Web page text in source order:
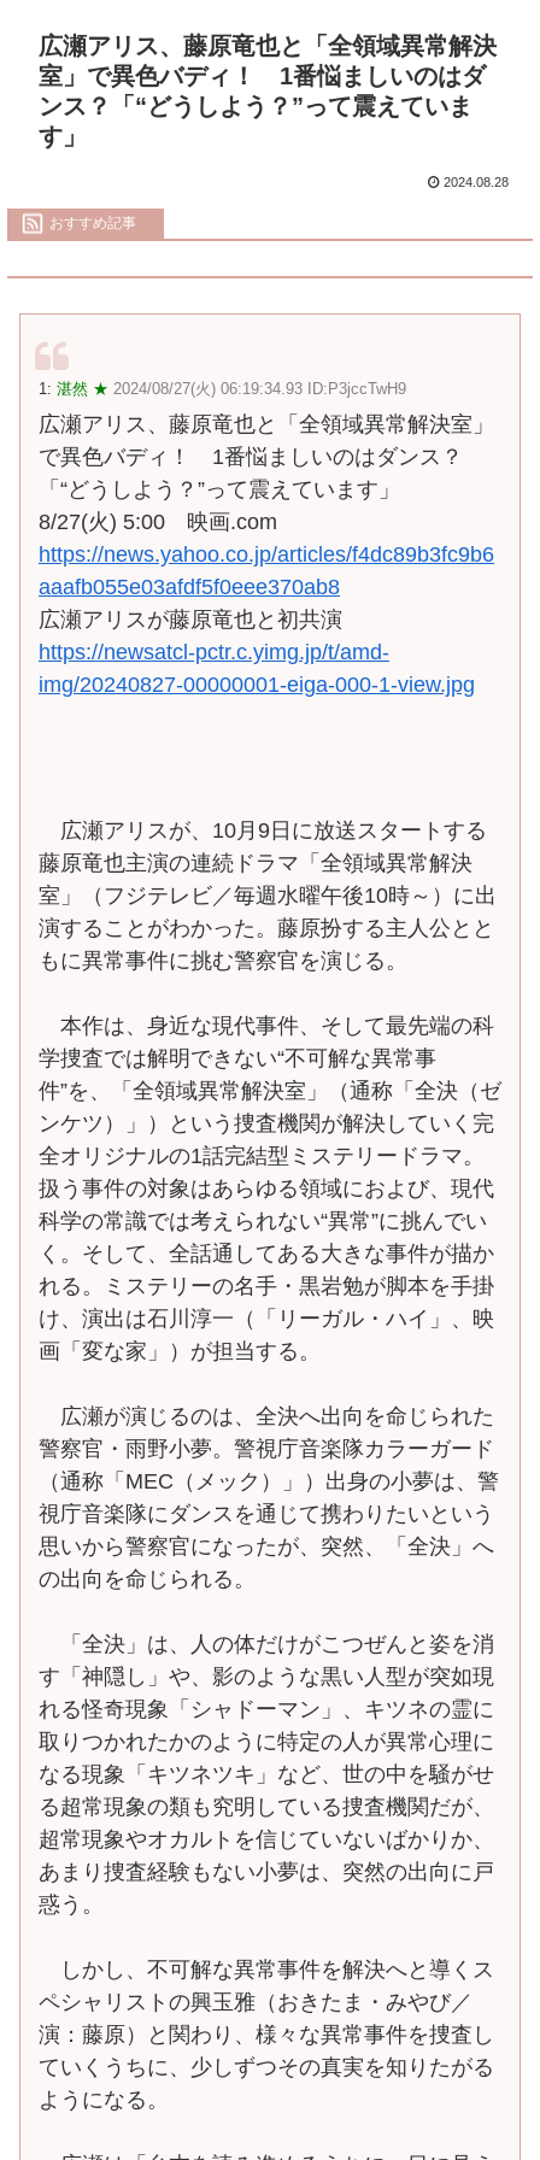
広瀬アリス、藤原竜也と「全領域異常解決
室」で異色バディ！ 1番悩ましいのはダ
ンス？「“どうしよう？”って震えていま
す」
2024.08.28
おすすめ記事
1: 湛然 ★ 2024/08/27(火) 06:19:34.93 ID:P3jccTwH9
広瀬アリス、藤原竜也と「全領域異常解決室」
で異色バディ！ 1番悩ましいのはダンス？
「“どうしよう？”って震えています」
8/27(火) 5:00 映画.com
https://news.yahoo.co.jp/articles/f4dc89b3fc9b6
aaafb055e03afdf5f0eee370ab8
広瀬アリスが藤原竜也と初共演
https://newsatcl-pctr.c.yimg.jp/t/amd-
img/20240827-00000001-eiga-000-1-view.jpg
広瀬アリスが、10月9日に放送スタートする
藤原竜也主演の連続ドラマ「全領域異常解決
室」（フジテレビ／毎週水曜午後10時～）に出
演することがわかった。藤原扮する主人公とと
もに異常事件に挑む警察官を演じる。
本作は、身近な現代事件、そして最先端の科
学捜査では解明できない“不可解な異常事
件”を、「全領域異常解決室」（通称「全決（ゼ
ンケツ）」）という捜査機関が解決していく完
全オリジナルの1話完結型ミステリードラマ。
扱う事件の対象はあらゆる領域におよび、現代
科学の常識では考えられない“異常”に挑んでい
く。そして、全話通してある大きな事件が描か
れる。ミステリーの名手・黒岩勉が脚本を手掛
け、演出は石川淳一（「リーガル・ハイ」、映
画「変な家」）が担当する。
広瀬が演じるのは、全決へ出向を命じられた
警察官・雨野小夢。警視庁音楽隊カラーガード
（通称「MEC（メック）」）出身の小夢は、警
視庁音楽隊にダンスを通じて携わりたいという
思いから警察官になったが、突然、「全決」へ
の出向を命じられる。
「全決」は、人の体だけがこつぜんと姿を消
す「神隠し」や、影のような黒い人型が突如現
れる怪奇現象「シャドーマン」、キツネの霊に
取りつかれたかのように特定の人が異常心理に
なる現象「キツネツキ」など、世の中を騒がせ
る超常現象の類も究明している捜査機関だが、
超常現象やオカルトを信じていないばかりか、
あまり捜査経験もない小夢は、突然の出向に戸
惑う。
しかし、不可解な異常事件を解決へと導くス
ペシャリストの興玉雅（おきたま・みやび／
演：藤原）と関わり、様々な異常事件を捜査し
ていくうちに、少しずつその真実を知りたがる
ようになる。